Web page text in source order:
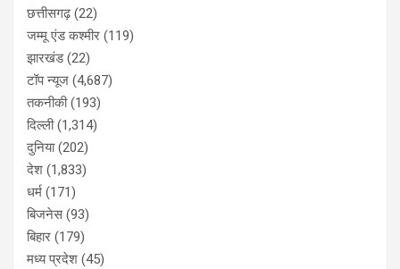
छत्तीसगढ़(22)
जम्मू एंड कश्मीर (119)
झारखंड(22)
टॉप न्यूज (4,687)
तकनीकी(193)
दिल्ली(1,314)
दुनिया(202)
देश (1,833)
धर्म (171)
बिजनेस(93)
बिहार (179)
मध्य प्रदेश (45)